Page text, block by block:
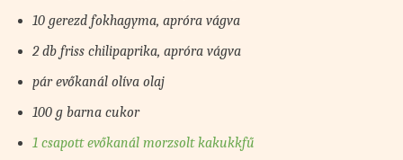
10 gerezd fokhagyma, apróra vágva
2 db friss chilipaprika, apróra vágva
pár evőkanál olíva olaj
100 g barna cukor
1 csapott evőkanál morzsolt kakukkfű